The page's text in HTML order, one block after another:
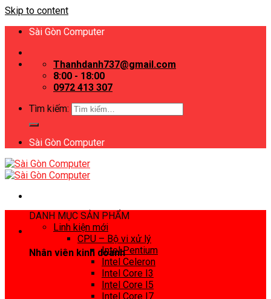
Skip to content
Sài Gòn Computer
Thanhdanh737@gmail.com
8:00 - 18:00
0972 413 307
Tìm kiếm:
Sài Gòn Computer
Nhân viên kinh doanh
DANH MỤC SẢN PHẨM
Linh kiện mới
CPU – Bộ vi xử lý
Intel Pentium
Intel Celeron
Intel Core I3
Intel Core I5
Intel Core I7